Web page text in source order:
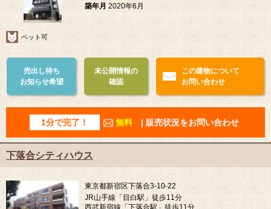
築年月 2020年6月
ペット可
売出し待ち
お知らせ希望
未公開情報の
確認
この建物について
お問い合わせ
1分で完了！ 無料 | 販売状況をお問い合わせ
下落合シティハウス
東京都新宿区下落合3-10-22
JR山手線「目白駅」徒歩11分
西武新宿線「下落合駅」徒歩11分